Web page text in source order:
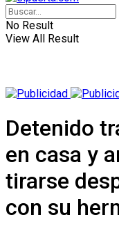
No Result
View All Result
Detenido
en casa y
tirarse
con su